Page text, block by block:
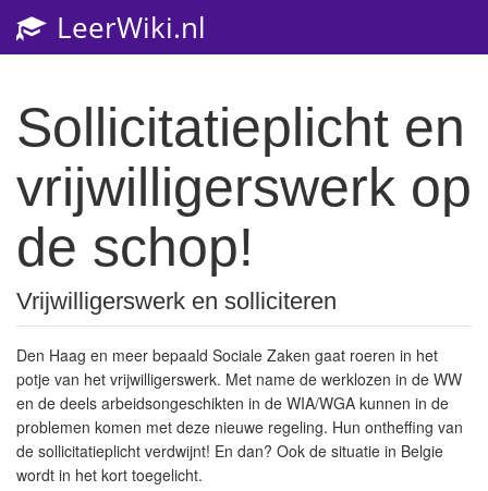
LeerWiki.nl
Sollicitatieplicht en
vrijwilligerswerk op
de schop!
Vrijwilligerswerk en solliciteren
Den Haag en meer bepaald Sociale Zaken gaat roeren in het
potje van het vrijwilligerswerk. Met name de werklozen in de WW
en de deels arbeidsongeschikten in de WIA/WGA kunnen in de
problemen komen met deze nieuwe regeling. Hun ontheffing van
de sollicitatieplicht verdwijnt! En dan? Ook de situatie in Belgie
wordt in het kort toegelicht.